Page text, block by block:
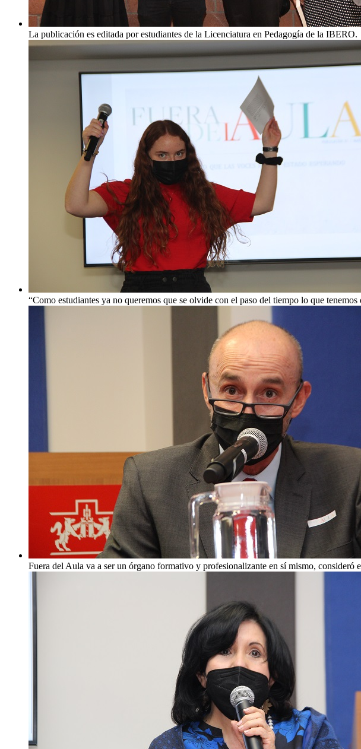
La publicación es editada por estudiantes de la Licenciatura en Pedagogía de la IBERO.
“Como estudiantes ya no queremos que se olvide con el paso del tiempo lo que
Fuera del Aula va a ser un órgano formativo y profesionalizante en sí mismo,